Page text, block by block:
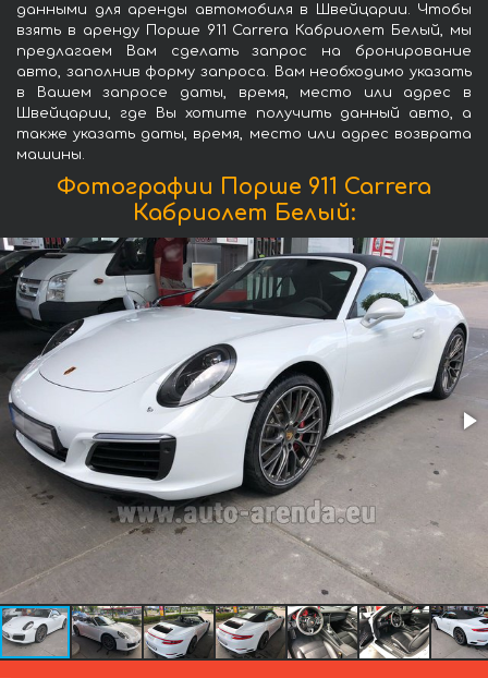
данными для аренды автомобиля в Швейцарии. Чтобы
взять в аренду Порше 911 Carrera Кабриолет Белый, мы
предлагаем Вам сделать запрос на бронирование
авто, заполнив форму запроса. Вам необходимо указать
в Вашем запросе даты, время, место или адрес в
Швейцарии, где Вы хотите получить данный авто, а
также указать даты, время, место или адрес возврата
машины.
Фотографии Порше 911 Carrera
Кабриолет Белый: